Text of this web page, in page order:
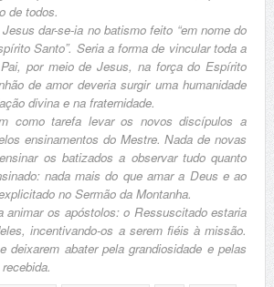
de todos.
dar-se-ia no batismo feito “em nome do
Santo”. Seria a forma de vincular toda a
por meio de Jesus, na força do Espírito
de amor deveria surgir uma humanidade
divina e na fraternidade.
como tarefa levar os novos discípulos a
ensinamentos do Mestre. Nada de novas
os batizados a observar tudo quanto
nada mais do que amar a Deus e ao
no Sermão da Montanha.
animar os apóstolos: o Ressuscitado estaria
incentivando-os a serem fiéis à missão.
deixarem abater pela grandiosidade e pelas